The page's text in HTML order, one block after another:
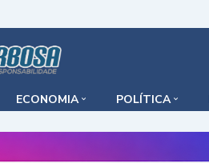
ECONOMIA POLÍTICA